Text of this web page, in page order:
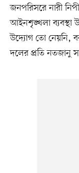
জনপরিসরে নারী
আইনশৃঙ্খলা ব্যবস্থা
উদ্যোগ তো নেয়নি,
দলের প্রতি নতজানু